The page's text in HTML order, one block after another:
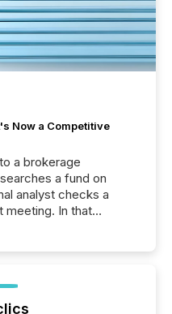
Now a Competitive
a brokerage
a fund on
analyst checks a
In that
2025, the